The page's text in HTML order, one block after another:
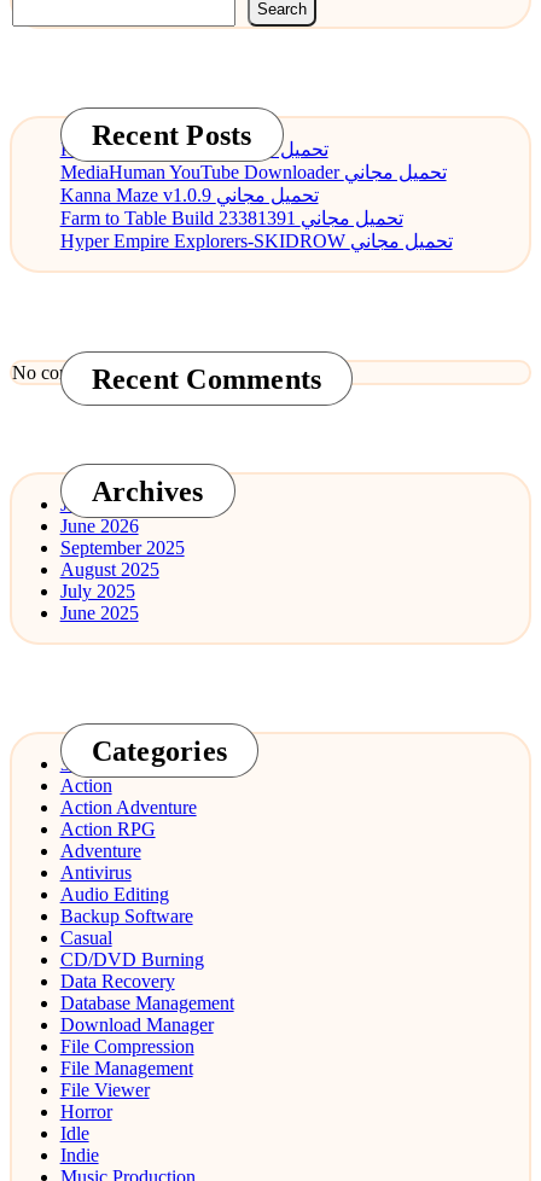
Search
Recent PostsPDF Annotator 9.0.0 تحميل مجاني
MediaHuman YouTube Downloader تحميل مجاني
Kanna Maze v1.0.9 تحميل مجاني
Farm to Table Build 23381391 تحميل مجاني
Hyper Empire Explorers-SKIDROW تحميل مجاني
Recent Comments
No comments to show.
Archives
July 2026
June 2026
September 2025
August 2025
July 2025
June 2025
Categories
3D Design
Action
Action Adventure
Action RPG
Adventure
Antivirus
Audio Editing
Backup Software
Casual
CD/DVD Burning
Data Recovery
Database Management
Download Manager
File Compression
File Management
File Viewer
Horror
Idle
Indie
Music Production